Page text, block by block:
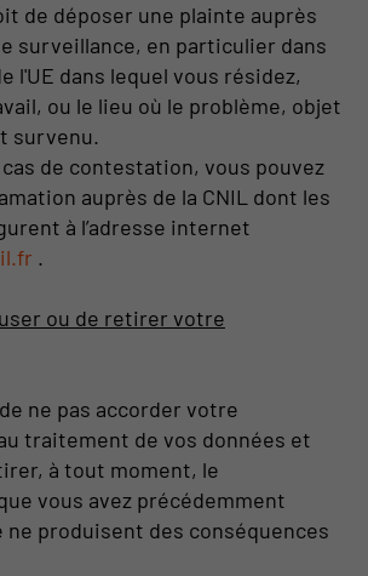
de déposer une plainte auprès
surveillance, en particulier dans
l'UE dans lequel vous résidez,
ou le lieu où le problème, objet
survenu.
de contestation, vous pouvez
auprès de la CNIL dont les
à l’adresse internet
.
ou de retirer votre
ne pas accorder votre
traitement de vos données et
à tout moment, le
vous avez précédemment
ne produisent des conséquences